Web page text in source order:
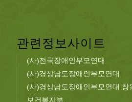
관련정보사이트
(사)전국장애인부모연대
(사)경상남도장애인부모연대
(사)경상남도장애인부모연대 창
보건복지부